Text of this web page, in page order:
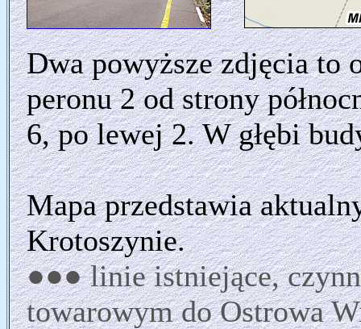
Dwa powyższe zdjęcia to
peronu 2 od strony
6, po lewej 2. W głębi
Mapa przedstawia
Krotoszynie.
●●● linie istniejące,
towarowym do Ostrowa